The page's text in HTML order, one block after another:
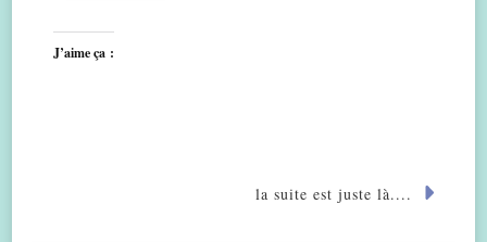
J’aime ça :
la suite est juste là....